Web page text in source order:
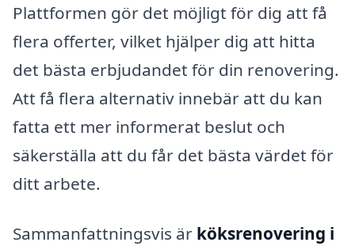
Plattformen gör det möjligt för dig att få
flera offerter, vilket hjälper dig att hitta
det bästa erbjudandet för din renovering.
Att få flera alternativ innebär att du kan
fatta ett mer informerat beslut och
säkerställa att du får det bästa värdet för
ditt arbete.
Sammanfattningsvis är köksrenovering i